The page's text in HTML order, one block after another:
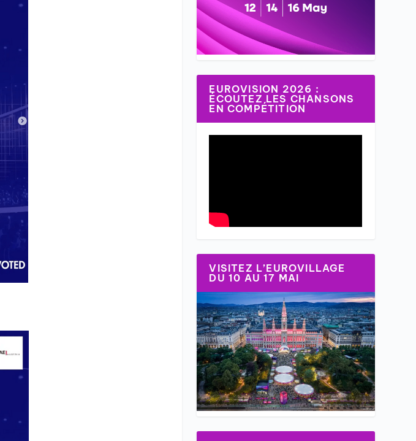
EUROVISION 2026 :
ÉCOUTEZ LES CHANSONS
EN COMPÉTITION
VISITEZ L’EUROVILLAGE
DU 10 AU 17 MAI